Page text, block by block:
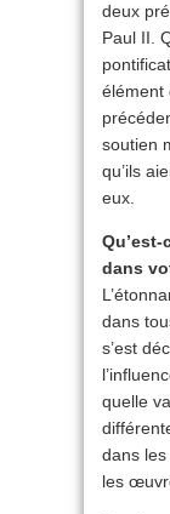
deux
Paul II.
élément
soutien
qu’ils
eux.
dans
dans
s’est
quelle
dans
les